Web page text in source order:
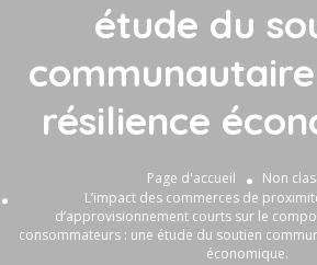
étude du
résilience
Page d'accueil
Non
L’impact des commerces de
d’approvisionnement courts sur le
consommateurs : une étude du soutien
économique.